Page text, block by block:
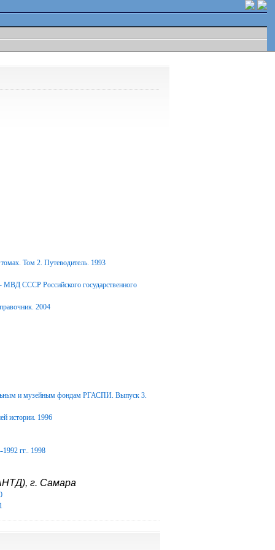
Том 2. Путеводитель. 1993
МВД СССР Российского государственного
2004
и музейным фондам РГАСПИ. Выпуск 3.
истории. 1996
гг.. 1998
г. Самара